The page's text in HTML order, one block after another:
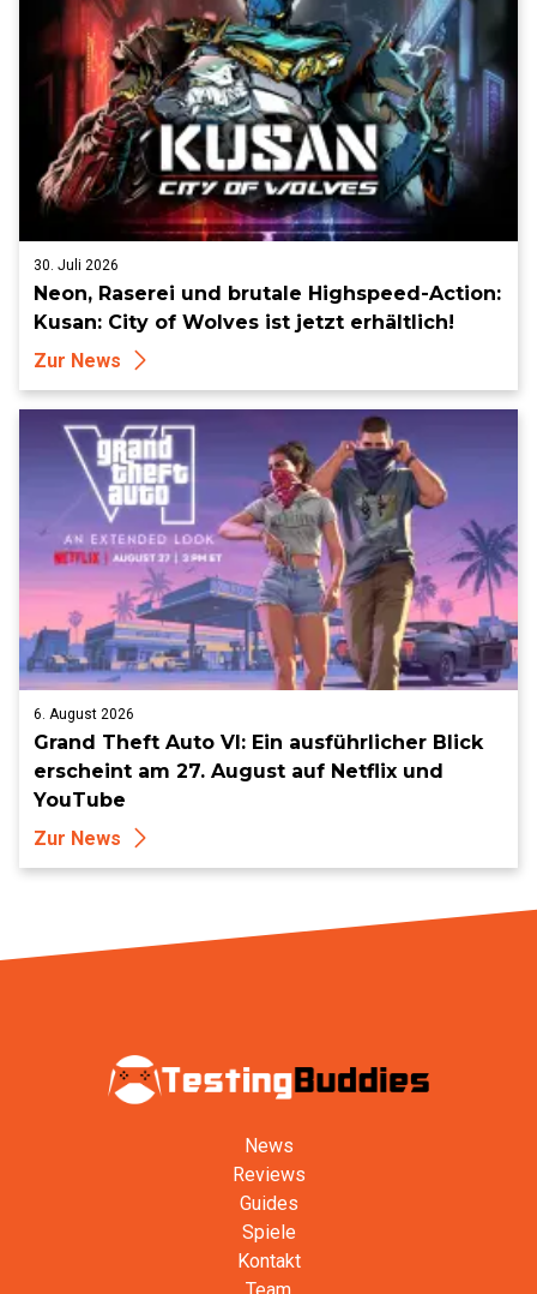
30. Juli 2026
Neon, Raserei und brutale Highspeed-Action:
Kusan: City of Wolves ist jetzt erhältlich!
Zur News
6. August 2026
Grand Theft Auto VI: Ein ausführlicher Blick
erscheint am 27. August auf Netflix und
YouTube
Zur News
News
Reviews
Guides
Spiele
Kontakt
Team